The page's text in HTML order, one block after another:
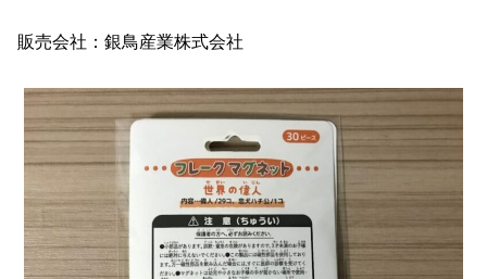
販売会社：銀鳥産業株式会社